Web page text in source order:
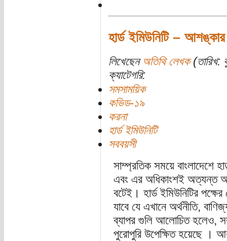
হার্ড ইমিউনিটি – আশঙ্কার
লিখেছেন অতিথি লেখক(তারিখ:
ক্যাটেগরি:
সমসাময়িক
কভিড-১৯
করনা
হার্ড ইমিউনিটি
সববয়সী
সাম্প্রতিক সময়ে বাংলাদেশে
এবং এর অধিকাংশই অত্যন্ত
বটেই। হার্ড ইমিউনিটির
যাবে যে এখানে অর্থনীতি,
ব্যাপর গুলি আলোচিত হলেও,
পুরোপুরি উপেক্ষিত হয়েছে ।